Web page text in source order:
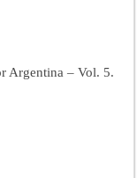
Argentina – Vol. 5.